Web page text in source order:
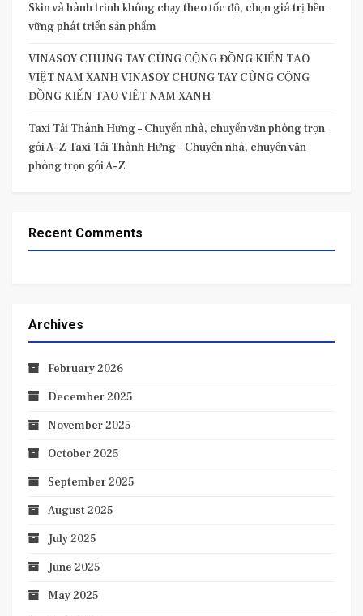
Skin và hành trình không chạy theo tốc độ, chọn giá trị bền
vững phát triển sản phẩm
VINASOY CHUNG TAY CÙNG CỘNG ĐỒNG KIẾN TẠO
VIỆT NAM XANH VINASOY CHUNG TAY CÙNG CỘNG
ĐỒNG KIẾN TẠO VIỆT NAM XANH
Taxi Tải Thành Hưng – Chuyển nhà, chuyển văn phòng trọn
gói A-Z Taxi Tải Thành Hưng – Chuyển nhà, chuyển văn
phòng trọn gói A-Z
Recent Comments
Archives
February 2026
December 2025
November 2025
October 2025
September 2025
August 2025
July 2025
June 2025
May 2025